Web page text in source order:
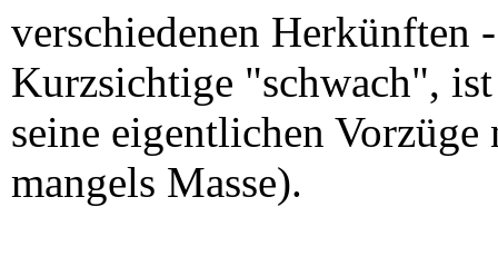
verschiedenen Herkünften
Kurzsichtige "schwach",
seine eigentlichen
mangels Masse).